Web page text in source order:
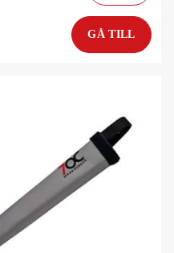
GÅ TILL